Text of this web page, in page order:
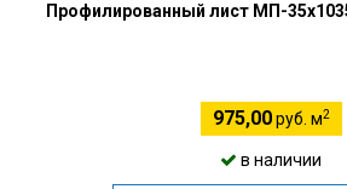
Профилированный лист МП-
975,00руб. м2
в наличии